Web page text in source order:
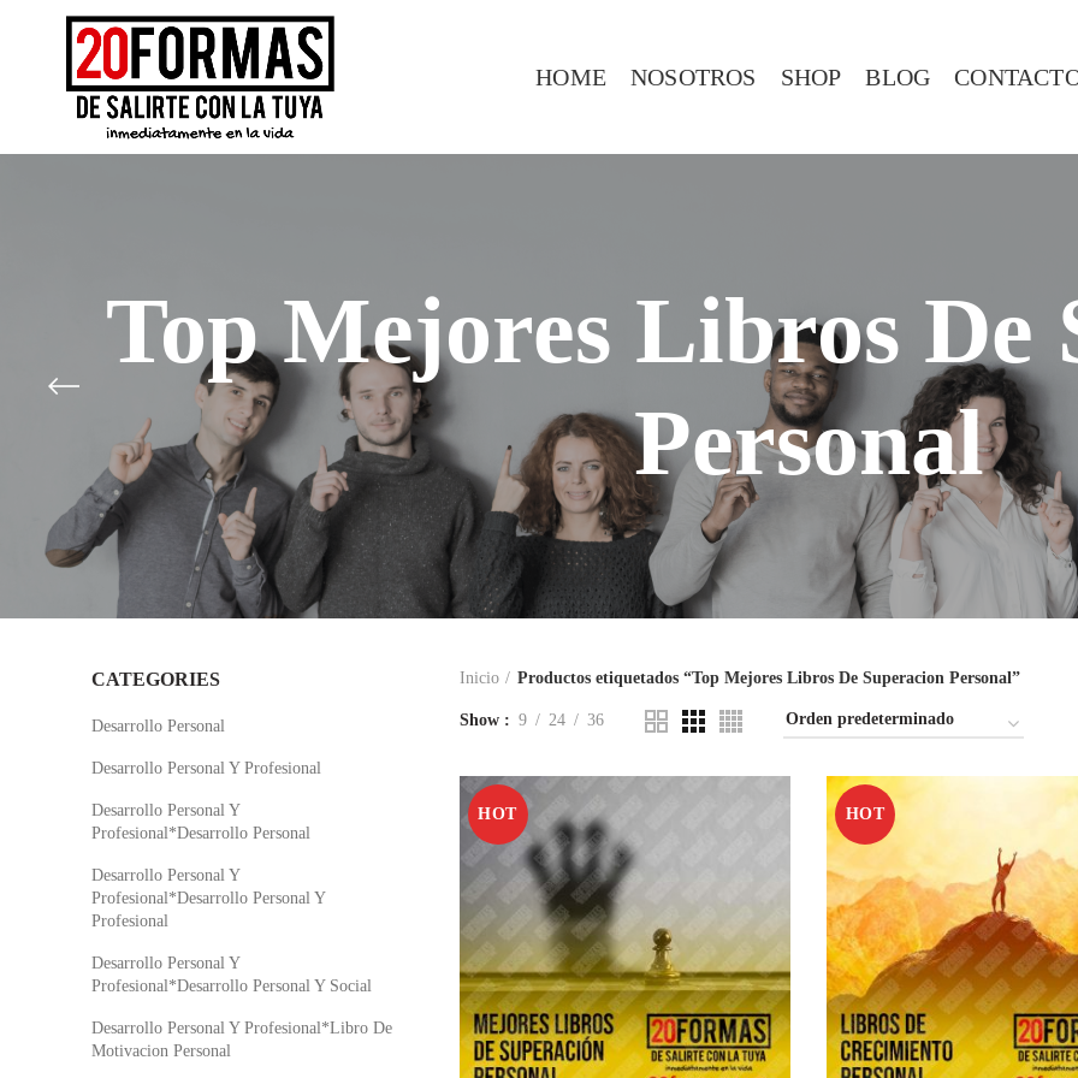
HOME NOSOTROS SHOP BLOG
Top Mejores Libros De
Personal
Inicio Productos etiquetados “Top Mejores Libros De Superacion Personal”
Show 9 24 36
HOT HOT
CATEGORIES
Desarrollo Personal
Desarrollo Personal Y Profesional
Desarrollo Personal Y
Profesional*Desarrollo Personal
Desarrollo Personal Y
Profesional*Desarrollo Personal Y
Profesional
Desarrollo Personal Y
Profesional*Desarrollo Personal Y Social
Desarrollo Personal Y Profesional*Libro De
Motivacion Personal